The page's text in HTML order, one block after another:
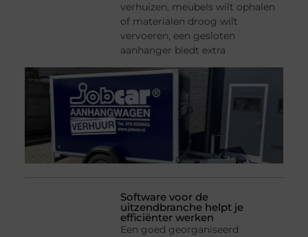
verhuizen, meubels wilt ophalen
of materialen droog wilt
vervoeren, een gesloten
aanhanger biedt extra
Software voor de
uitzendbranche helpt je
efficiënter werken
Een goed georganiseerd